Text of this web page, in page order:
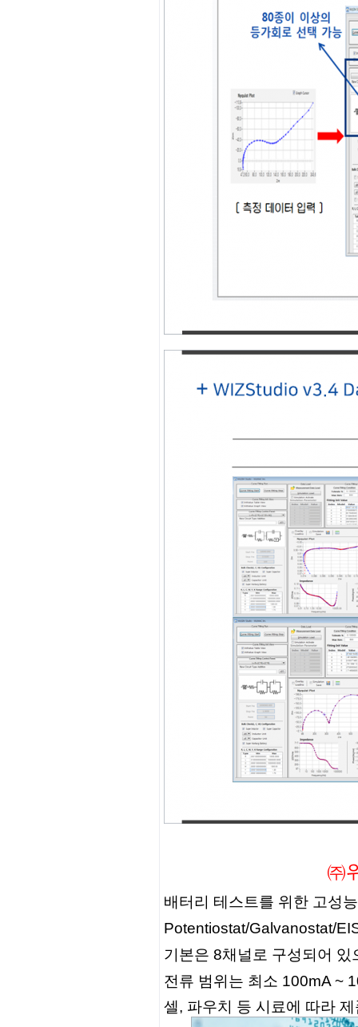
㈜
배터리 테스트를 위한 고성
Potentiostat/Galvanostat/
기본은 8채널로 구성되어
전류 범위는 최소 100mA ~
셀, 파우치 등 시료에 따라